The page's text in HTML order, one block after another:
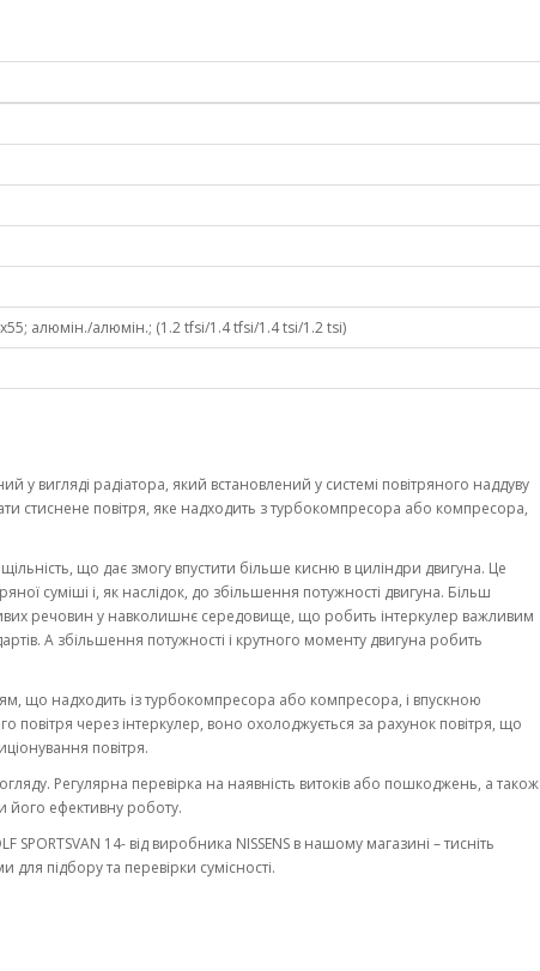
алюмін./алюмін.; (1.2 tfsi/1.4 tfsi/1.4 tsi/1.2 tsi)
у вигляді радіатора, який встановлений у системі повітряного наддуву
стиснене повітря, яке надходить з турбокомпресора або компресора,
що дає змогу впустити більше кисню в циліндри двигуна. Це
суміші і, як наслідок, до збільшення потужності двигуна. Більш
речовин у навколишнє середовище, що робить інтеркулер важливим
А збільшення потужності і крутного моменту двигуна робить
що надходить із турбокомпресора або компресора, і впускною
повітря через інтеркулер, воно охолоджується за рахунок повітря, що
повітря.
Регулярна перевірка на наявність витоків або пошкоджень, а також
його ефективну роботу.
SPORTSVAN 14- від виробника NISSENS в нашому магазині – тисніть
підбору та перевірки сумісності.